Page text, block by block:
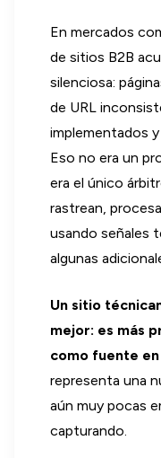
En mercados
de sitios B2B
silenciosa:
de URL
implementados
Eso no era un
era el único
rastrean,
usando señales
algunas
Un sitio
mejor: es más
como fuente
representa una
aún muy pocas
capturando.